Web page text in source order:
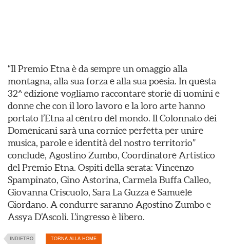
“Il Premio Etna è da sempre un omaggio alla
montagna, alla sua forza e alla sua poesia. In questa
32^ edizione vogliamo raccontare storie di uomini e
donne che con il loro lavoro e la loro arte hanno
portato l’Etna al centro del mondo. Il Colonnato dei
Domenicani sarà una cornice perfetta per unire
musica, parole e identità del nostro territorio”
conclude, Agostino Zumbo, Coordinatore Artistico
del Premio Etna. Ospiti della serata: Vincenzo
Spampinato, Gino Astorina, Carmela Buffa Calleo,
Giovanna Criscuolo, Sara La Guzza e Samuele
Giordano. A condurre saranno Agostino Zumbo e
Assya D’Ascoli. L’ingresso è libero.
INDIETRO TORNA ALLA HOME